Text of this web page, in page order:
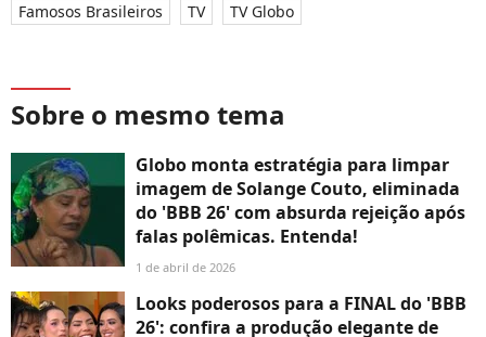
Famosos Brasileiros
TV TV Globo
Sobre o mesmo tema
Globo monta estratégia para limpar
imagem de Solange Couto, eliminada
do 'BBB 26' com absurda rejeição após
falas polêmicas. Entenda!
1 de abril de 2026
Looks poderosos para a FINAL do 'BBB
26': confira a produção elegante de